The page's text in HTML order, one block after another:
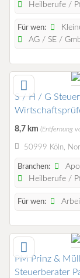
Heilberufe /
Für wen:
AG / SE /
S / H / G
8,7 km (Entfernung
50999 Köln,
Branchen:
Heilberufe /
Für wen:
PM Prinz &
Steuerberater